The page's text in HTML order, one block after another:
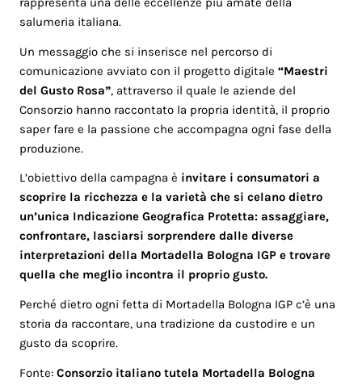
salumeria italiana.
Un messaggio che si inserisce nel percorso di
comunicazione avviato con il progetto digitale“Maestri
del Gusto Rosa”, attraverso il quale le aziende del
Consorzio hanno raccontato la propria identità, il proprio
saper fare e la passione che accompagna ogni fase della
produzione.
L’obiettivo della campagna è invitare i consumatori a
scoprire la ricchezza e la varietà che si celano dietro
un’unica Indicazione Geografica Protetta: assaggiare,
confrontare, lasciarsi sorprendere dalle diverse
interpretazioni della Mortadella Bologna IGP e trovare
quella che meglio incontra il proprio gusto.
Perché dietro ogni fetta di Mortadella Bologna IGP c’è una
storia da raccontare, una tradizione da custodire e un
gusto da scoprire.
Fonte:Consorzio italiano tutela Mortadella Bologna